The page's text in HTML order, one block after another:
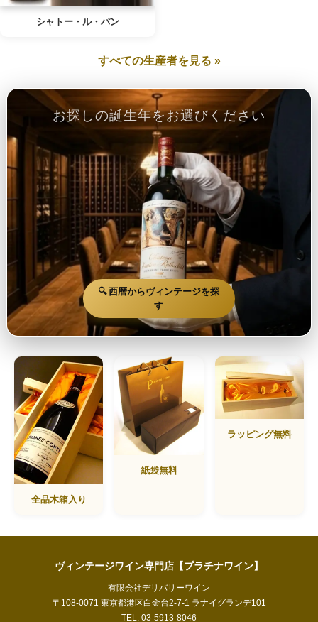
シャトー・ル・パン
すべての生産者を見る »
お探しの誕生年をお選びください
🔍 西暦からヴィンテージを探
す
全品木箱入り
紙袋無料
ラッピング無料
ヴィンテージワイン専門店【プラチナワイン】
有限会社デリバリーワイン
〒108-0071 東京都港区白金台2-7-1 ラナイグランデ101
TEL: 03-5913-8046